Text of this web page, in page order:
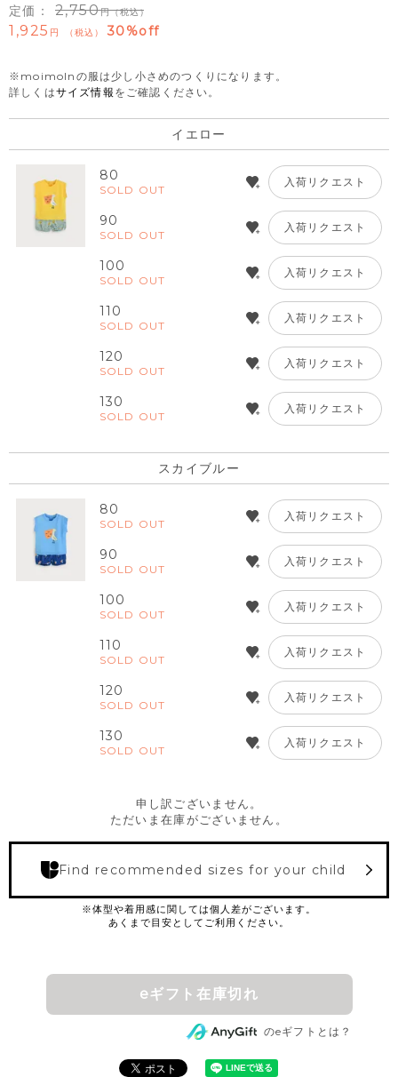
定価： 2,750 （税込）
1,925 税込 30%off
※moimolnの服は少し小さめのつくりになります。
詳しくはサイズ情報 をご確認ください。
イエロー
80
SOLD OUT
入荷リクエスト
90
SOLD OUT
入荷リクエスト
100
SOLD OUT
入荷リクエスト
110
SOLD OUT
入荷リクエスト
120
SOLD OUT
入荷リクエスト
130
SOLD OUT
入荷リクエスト
スカイブルー
80
SOLD OUT
入荷リクエスト
90
SOLD OUT
入荷リクエスト
100
SOLD OUT
入荷リクエスト
110
SOLD OUT
入荷リクエスト
120
SOLD OUT
入荷リクエスト
130
SOLD OUT
入荷リクエスト
申し訳ございません。
ただいま在庫がございません。
Find recommended sizes for your child
eギフト在庫切れ
のeギフトとは？